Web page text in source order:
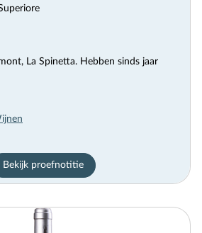
La Spinetta. Hebben sinds jaar
Bekijk proefnotitie